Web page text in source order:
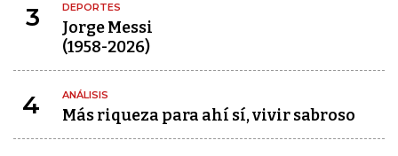
3 DEPORTES
Jorge Messi
(1958-2026)
4 ANÁLISIS
Más riqueza para ahí sí, vivir sabroso